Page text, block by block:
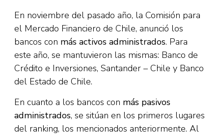
En noviembre del pasado año, la Comisión para
el Mercado Financiero de Chile, anunció los
bancos con más activos administrados. Para
este año, se mantuvieron las mismas: Banco de
Crédito e Inversiones, Santander – Chile y Banco
del Estado de Chile.
En cuanto a los bancos con más pasivos
administrados, se sitúan en los primeros lugares
del ranking, los mencionados anteriormente. Al